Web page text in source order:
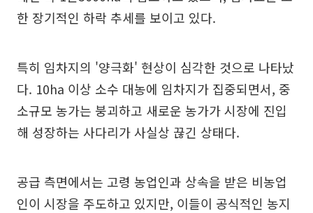
한 장기적인 하락 추세를 보이고 있다.
특히 임차지의 '양극화' 현상이 심각한 것으로 나타났
다. 10ha 이상 소수 대농에 임차지가 집중되면서, 중
소규모 농가는 붕괴하고 새로운 농가가 시장에 진입
해 성장하는 사다리가 사실상 끊긴 상태다.
공급 측면에서는 고령 농업인과 상속을 받은 비농업
인이 시장을 주도하고 있지만, 이들이 공식적인 농지